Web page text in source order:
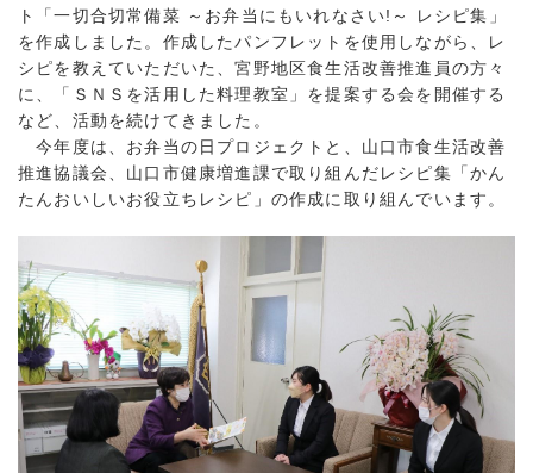
ト「一切合切常備菜 ～お弁当にもいれなさい!～ レシピ集」
を作成しました。作成したパンフレットを使用しながら、レ
シピを教えていただいた、宮野地区食生活改善推進員の方々
に、「ＳＮＳを活用した料理教室」を提案する会を開催する
など、活動を続けてきました。
今年度は、お弁当の日プロジェクトと、山口市食生活改善
推進協議会、山口市健康増進課で取り組んだレシピ集「かん
たんおいしいお役立ちレシピ」の作成に取り組んでいます。